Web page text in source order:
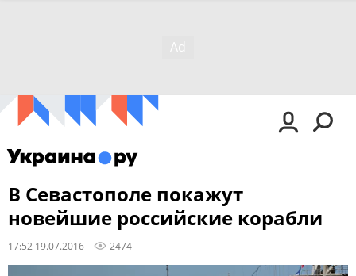
В Севастополе покажут
новейшие российские корабли
17:52 19.07.2016 2474